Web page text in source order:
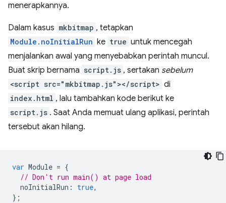
menerapkannya.
Dalam kasus mkbitmap , tetapkan
Module.noInitialRun ke true untuk mencegah
menjalankan awal yang menyebabkan perintah muncul.
Buat skrip bernama script.js , sertakan sebelum
<script src="mkbitmap.js"></script> di
index.html , lalu tambahkan kode berikut ke
script.js . Saat Anda memuat ulang aplikasi, perintah
tersebut akan hilang.
var Module = {
// Don't run main() at page load
noInitialRun : true,
};